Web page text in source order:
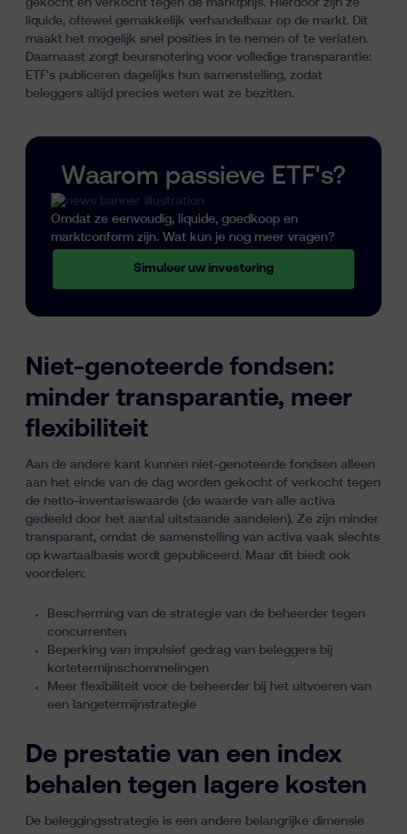
gekocht en verkocht tegen de marktprijs. Hierdoor zijn ze
liquide, oftewel gemakkelijk verhandelbaar op de markt. Dit
maakt het mogelijk snel posities in te nemen of te verlaten.
Daarnaast zorgt beursnotering voor volledige transparantie:
ETF's publiceren dagelijks hun samenstelling, zodat
beleggers altijd precies weten wat ze bezitten.
Waarom passieve ETF's?
Omdat ze eenvoudig, liquide, goedkoop en
marktconform zijn. Wat kun je nog meer vragen?
Simuleer uw investering
Niet-genoteerde fondsen:
minder transparantie, meer
flexibiliteit
Aan de andere kant kunnen niet-genoteerde fondsen alleen
aan het einde van de dag worden gekocht of verkocht tegen
de netto-inventariswaarde (de waarde van alle activa
gedeeld door het aantal uitstaande aandelen). Ze zijn minder
transparant, omdat de samenstelling van activa vaak slechts
op kwartaalbasis wordt gepubliceerd. Maar dit biedt ook
voordelen:
Bescherming van de strategie van de beheerder tegen
concurrenten
Beperking van impulsief gedrag van beleggers bij
kortetermijnschommelingen
Meer flexibiliteit voor de beheerder bij het uitvoeren van
een langetermijnstrategie
De prestatie van een index
behalen tegen lagere kosten
De beleggingsstrategie is een andere belangrijke dimensie